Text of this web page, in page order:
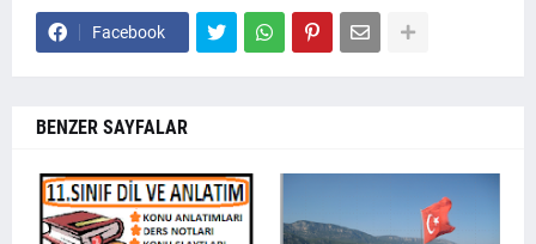
Facebook
BENZER SAYFALAR